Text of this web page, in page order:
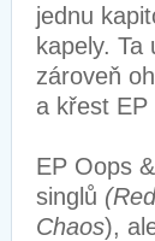
jednu
kapely.
zároveň
a křest
EP Oops
singlů
Chaos),